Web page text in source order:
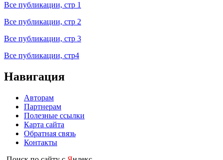
Все публикации, стр 1
Все публикации, стр 2
Все публикации, стр 3
Все публикации, стр4
Навигация
Авторам
Партнерам
Полезные ссылки
Карта сайта
Обратная связь
Контакты